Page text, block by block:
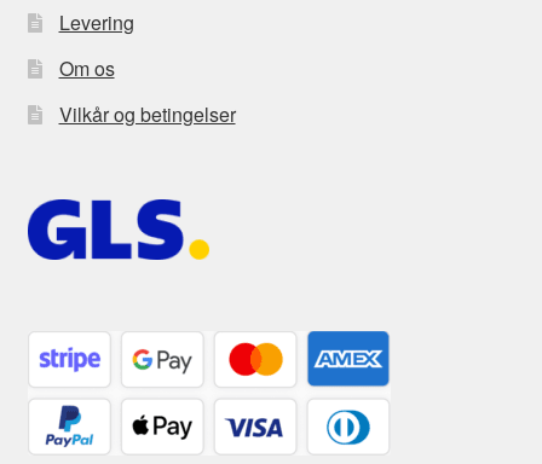
Levering
Om os
Vilkår og betingelser